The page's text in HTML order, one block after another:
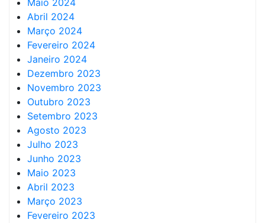
Maio 2024
Abril 2024
Março 2024
Fevereiro 2024
Janeiro 2024
Dezembro 2023
Novembro 2023
Outubro 2023
Setembro 2023
Agosto 2023
Julho 2023
Junho 2023
Maio 2023
Abril 2023
Março 2023
Fevereiro 2023